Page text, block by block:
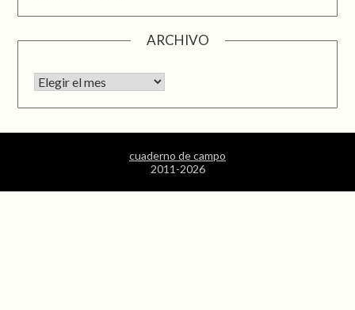
ARCHIVO
Archivo
cuaderno de campo
2011-2026